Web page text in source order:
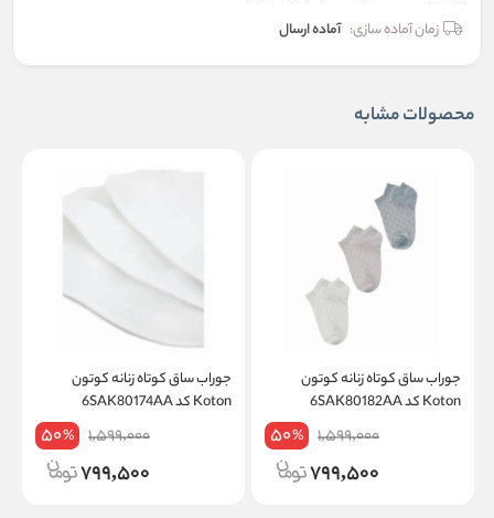
زمان آماده سازی: آماده ارسال
محصولات مشابه
جوراب ساق کوتاه زنانه کوتون
Koton کد 6SAK80182AA
1,599,000
50%
799,500
جوراب ساق کوتاه زنانه کوتون
Koton کد 6SAK80174AA
1,599,000
50%
799,500